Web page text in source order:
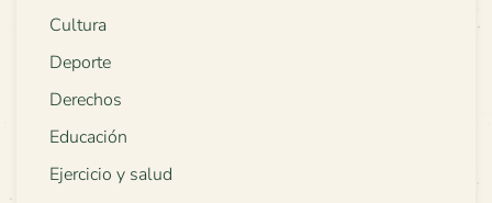
Cultura
Deporte
Derechos
Educación
Ejercicio y salud